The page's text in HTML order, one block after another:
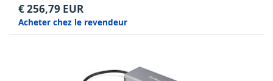
€256,79 EUR
Acheter chez le revendeur